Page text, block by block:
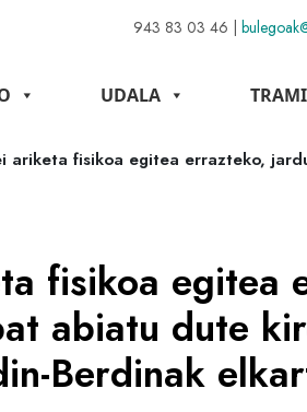
943 83 03 46 |
UDALA
ariketa fisikoa egitea errazteko,
fisikoa egitea
abiatu dute
Berdinak